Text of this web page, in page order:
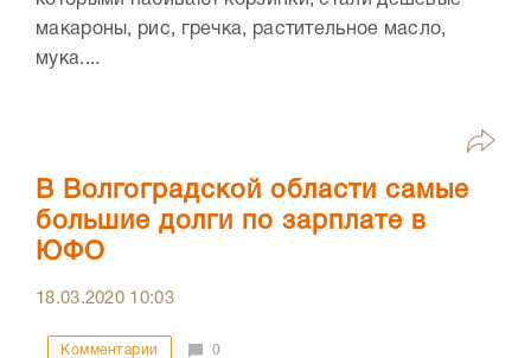
макароны, рис, гречка, растительное масло,
мука....
В Волгоградской области самые
большие долги по зарплате в
ЮФО
18.03.2020 10:03
Комментарии 0